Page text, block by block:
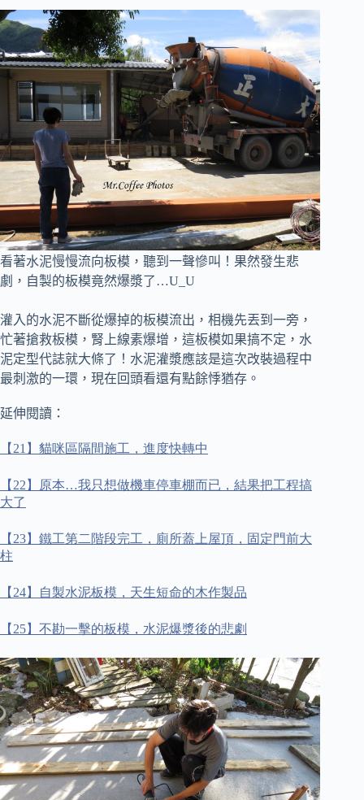
看著水泥慢慢流向板模，聽到一聲慘叫！果然發生悲
劇，自製的板模竟然爆漿了…U_U
灌入的水泥不斷從爆掉的板模流出，相機先丟到一旁，
忙著搶救板模， 腎上線素爆增，這板模如果搞不定，水
泥定型代誌就大條了！水泥灌漿應該是這次改裝過程中
最刺激的一環，現在回頭看還有點餘悸猶存。
延伸閱讀：
【 21 】貓咪區隔間施工，進度快轉中
【 22 】原本…我只想做機車停車棚而已，結果把工程搞
大了
【 23】鐵工第二階段完工，廁所蓋上屋頂，固定門前大
柱
【 24】自製水泥板模，天生短命的木作製品
【 25】不勘一擊的板模，水泥爆漿後的悲劇